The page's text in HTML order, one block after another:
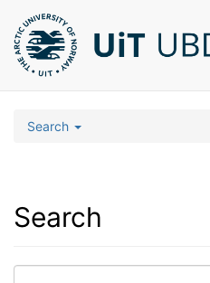
Search
Search